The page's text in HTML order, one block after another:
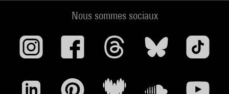
Nous sommes sociaux